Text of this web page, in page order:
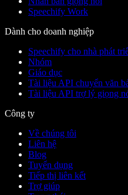
Speechify Work
Dành cho doanh nghiệp
Speechify cho nhà phát
Nhóm
Giáo dục
Tài liệu API chuyển văn
Tài liệu API trợ lý giọng
Công ty
Về chúng tôi
Liên hệ
Blog
Tuyển dụng
Tiếp thị liên kết
Trợ giúp